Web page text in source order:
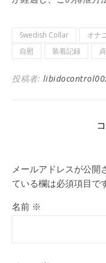
Swedish Collar オナ
自慰
装着記録
投稿者:
メールアドレスが公開
ている欄は必須項目で
名前 ※